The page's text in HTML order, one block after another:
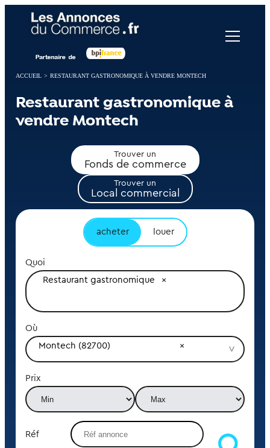
ACCUEIL > RESTAURANT GASTRONOMIQUE À VENDRE MONTECH
Restaurant gastronomique à
vendre Montech
Trouver un
Fonds de commerce
Trouver un
Local commercial
acheter louer
Quoi
Restaurant gastronomique
Où
Montech (82700)
Prix
Réf
Panneau de gestion des cookies